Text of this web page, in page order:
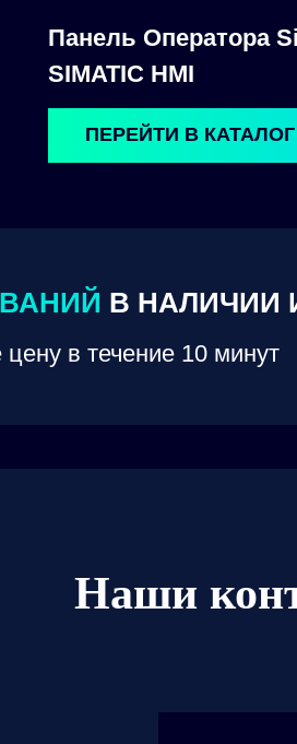
В НАЛИЧИИ
в течение 10 минут
Панель Оператора
SIMATIC HMI
ПЕРЕЙТИ В КАТАЛОГ
Наши